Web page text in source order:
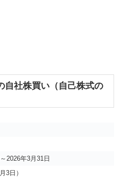
自社株買い（自己株式の
2026年3月31日
3日）